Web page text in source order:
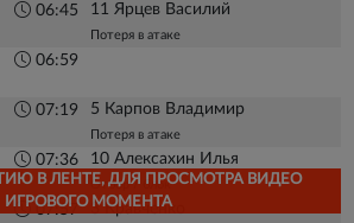
06:45 11 Ярцев Василий
Потеря в атаке
06:59
07:19 5 Карпов Владимир
Потеря в атаке
07:36 10 Алексахин Илья
Отбор / блок
07:57
3 Кравченко
В ЛЕНТЕ, ДЛЯ ПРОСМОТРА ВИДЕО
ИГРОВОГО МОМЕНТА